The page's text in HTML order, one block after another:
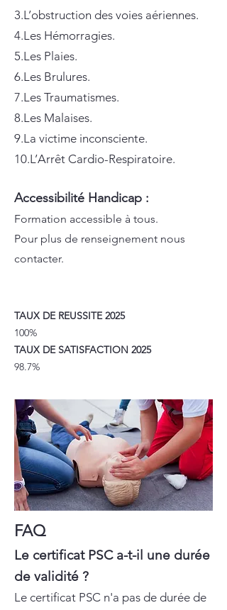
3.L’obstruction des voies aériennes.
4.Les Hémorragies.
5.Les Plaies.
6.Les Brulures.
7.Les Traumatismes.
8.Les Malaises.
9.La victime inconsciente.
10.L’Arrêt Cardio-Respiratoire.
Accessibilité Handicap :
Formation accessible à tous.
Pour plus de renseignement nous
contacter.
TAUX DE REUSSITE 2025
100%
TAUX DE SATISFACTION 2025
98.7%
FAQ
Le certificat PSC a-t-il une durée
de validité ?
Le certificat PSC n'a pas de durée de